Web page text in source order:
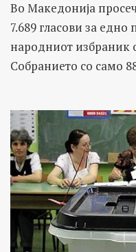
Во Македонија
7.689 гласови за
народниот избраник
Собранието со само